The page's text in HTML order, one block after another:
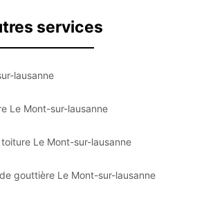
services
lausanne
Le Mont-sur-lausanne
Le Mont-sur-lausanne
gouttière Le Mont-sur-lausanne